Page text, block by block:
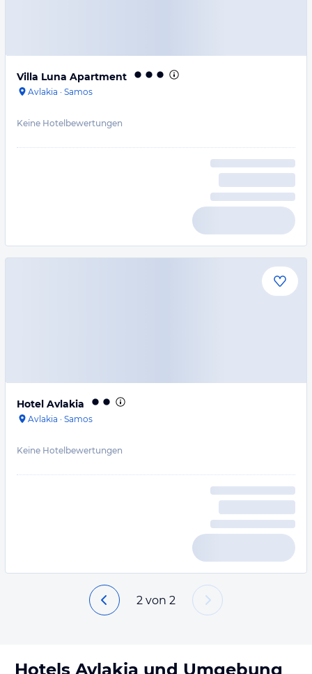
Villa Luna Apartment
Avlakia · Samos
Keine Hotelbewertungen
Hotel Avlakia
Avlakia · Samos
Keine Hotelbewertungen
2 von 2
Hotels Avlakia und Umgebung